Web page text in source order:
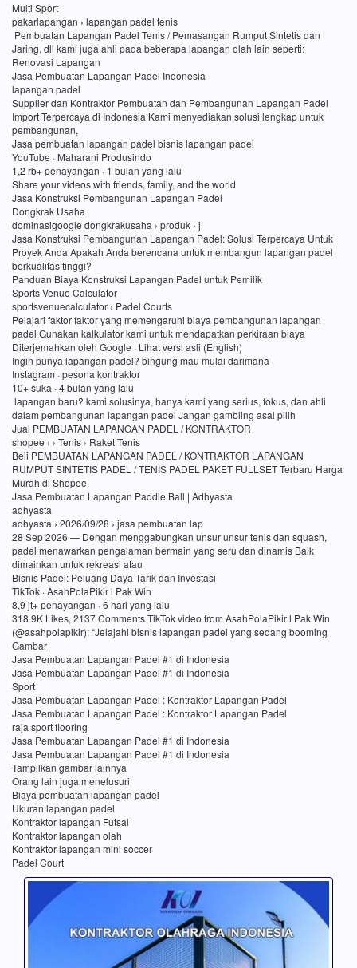
Multi Sport
pakarlapangan › lapangan padel tenis
Pembuatan Lapangan Padel Tenis / Pemasangan Rumput Sintetis dan
Jaring, dll kami juga ahli pada beberapa lapangan olah lain seperti:
Renovasi Lapangan
Jasa Pembuatan Lapangan Padel Indonesia
lapangan padel
Supplier dan Kontraktor Pembuatan dan Pembangunan Lapangan Padel
Import Terpercaya di Indonesia Kami menyediakan solusi lengkap untuk
pembangunan,
Jasa pembuatan lapangan padel bisnis lapangan padel
YouTube · Maharani Produsindo
1,2 rb+ penayangan · 1 bulan yang lalu
Share your videos with friends, family, and the world
Jasa Konstruksi Pembangunan Lapangan Padel
Dongkrak Usaha
dominasigoogle dongkrakusaha › produk › j
Jasa Konstruksi Pembangunan Lapangan Padel: Solusi Terpercaya Untuk
Proyek Anda Apakah Anda berencana untuk membangun lapangan padel
berkualitas tinggi?
Panduan Biaya Konstruksi Lapangan Padel untuk Pemilik
Sports Venue Calculator
sportsvenuecalculator › Padel Courts
Pelajari faktor faktor yang memengaruhi biaya pembangunan lapangan
padel Gunakan kalkulator kami untuk mendapatkan perkiraan biaya
Diterjemahkan oleh Google · Lihat versi asli (English)
Ingin punya lapangan padel? bingung mau mulai darimana
Instagram · pesona kontraktor
10+ suka · 4 bulan yang lalu
lapangan baru? kami solusinya, hanya kami yang serius, fokus, dan ahli
dalam pembangunan lapangan padel Jangan gambling asal pilih
Jual PEMBUATAN LAPANGAN PADEL / KONTRAKTOR
shopee › › Tenis › Raket Tenis
Beli PEMBUATAN LAPANGAN PADEL / KONTRAKTOR LAPANGAN
RUMPUT SINTETIS PADEL / TENIS PADEL PAKET FULLSET Terbaru Harga
Murah di Shopee
Jasa Pembuatan Lapangan Paddle Ball | Adhyasta
adhyasta
adhyasta › 2026/09/28 › jasa pembuatan lap
28 Sep 2026 — Dengan menggabungkan unsur unsur tenis dan squash,
padel menawarkan pengalaman bermain yang seru dan dinamis Baik
dimainkan untuk rekreasi atau
Bisnis Padel: Peluang Daya Tarik dan Investasi
TikTok · AsahPolaPikir l Pak Win
8,9 jt+ penayangan · 6 hari yang lalu
318 9K Likes, 2137 Comments TikTok video from AsahPolaPikir l Pak Win
(@asahpolapikir): “Jelajahi bisnis lapangan padel yang sedang booming
Gambar
Jasa Pembuatan Lapangan Padel #1 di Indonesia
Jasa Pembuatan Lapangan Padel #1 di Indonesia
Sport
Jasa Pembuatan Lapangan Padel : Kontraktor Lapangan Padel
Jasa Pembuatan Lapangan Padel : Kontraktor Lapangan Padel
raja sport flooring
Jasa Pembuatan Lapangan Padel #1 di Indonesia
Jasa Pembuatan Lapangan Padel #1 di Indonesia
Tampilkan gambar lainnya
Orang lain juga menelusuri
Biaya pembuatan lapangan padel
Ukuran lapangan padel
Kontraktor lapangan Futsal
Kontraktor lapangan olah
Kontraktor lapangan mini soccer
Padel Court